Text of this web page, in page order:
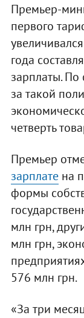
Премьер-
первого
года
зарплаты. По
за такой
четверть
Премьер
зарплатена
формы
млн грн,
млн грн,
576 млн грн.
«За три